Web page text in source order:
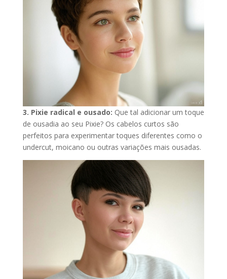
3. Pixie radical e ousado: Que tal adicionar um toque
de ousadia ao seu Pixie? Os cabelos curtos são
perfeitos para experimentar toques diferentes como o
undercut, moicano ou outras variações mais ousadas.